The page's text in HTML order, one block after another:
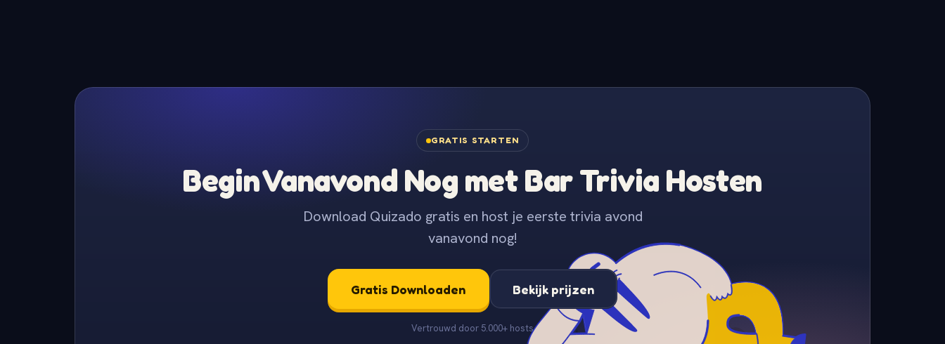
GRATIS STARTEN
Begin Vanavond Nog met Bar Trivia Hosten
Download Quizado gratis en host je eerste trivia avond
vanavond nog!
Gratis Downloaden Bekijk prijzen
Vertrouwd door 5.000+ hosts